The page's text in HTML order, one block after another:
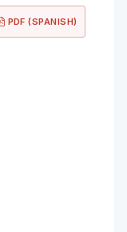
PDF (SPANISH)